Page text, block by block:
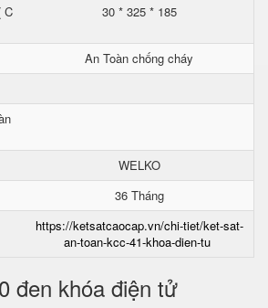
C
30 * 325 * 185
An Toàn chống cháy
WELKO
36 Tháng
https://ketsatcaocap.vn/chi-tiet/ket-sat-
an-toan-kcc-41-khoa-dien-tu
đen khóa điện tử